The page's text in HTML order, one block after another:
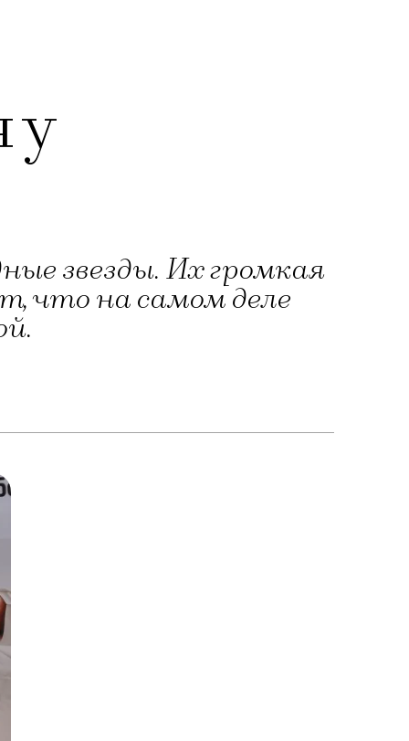
у
звезды. Их громкая
что на самом деле